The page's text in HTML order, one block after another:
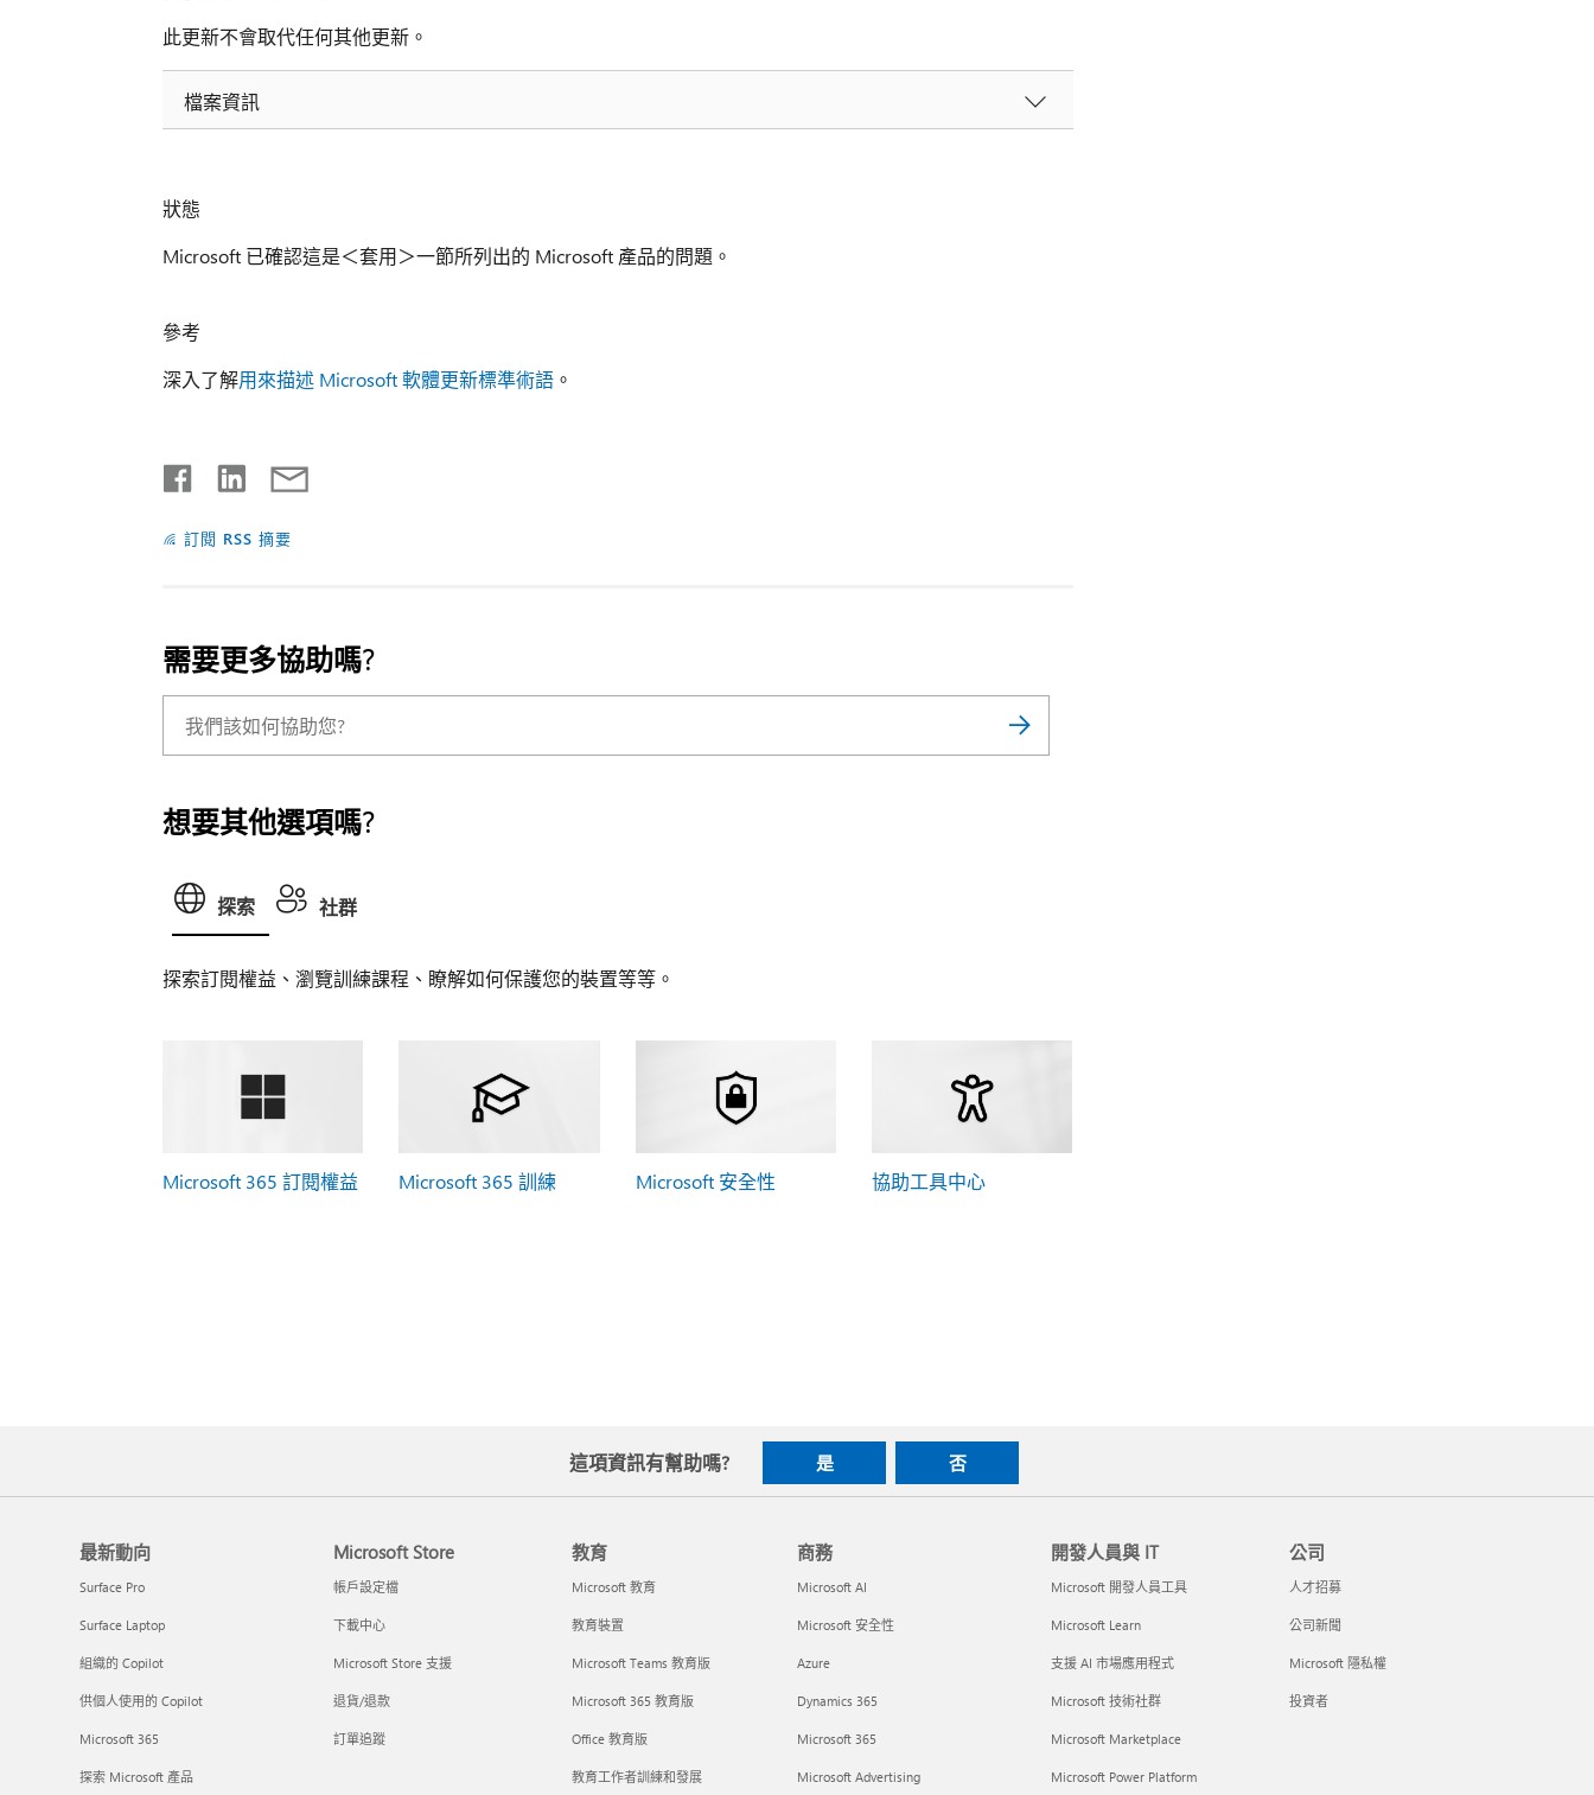
此更新不會取代任何其他更新。
檔案資訊
狀態
Microsoft 已確認這是＜套用＞一節所列出的 Microsoft 產品的問題。
參考
深入了解用來描述 Microsoft 軟體更新標準術語。
訂閱 RSS 摘要
需要更多協助嗎?
想要其他選項嗎?
探索 社群
探索訂閱權益、瀏覽訓練課程、瞭解如何保護您的裝置等等。
Microsoft 365 訂閱權益 Microsoft 365 訓練 Microsoft 安全性 協助工具中心
這項資訊有幫助嗎? 是 否
最新動向
Surface Pro
Surface Laptop
組織的 Copilot
供個人使用的 Copilot
Microsoft 365
探索 Microsoft 產品
Microsoft Store
帳戶設定檔
下載中心
Microsoft Store 支援
退貨/退款
訂單追蹤
教育
Microsoft 教育
教育裝置
Microsoft Teams 教育版
Microsoft 365 教育版
Office 教育版
教育工作者訓練和發展
商務
Microsoft AI
Microsoft 安全性
Azure
Dynamics 365
Microsoft 365
Microsoft Advertising
開發人員與 IT
Microsoft 開發人員工具
Microsoft Learn
支援 AI 市場應用程式
Microsoft 技術社群
Microsoft Marketplace
Microsoft Power Platform
公司
人才招募
公司新聞
Microsoft 隱私權
投資者